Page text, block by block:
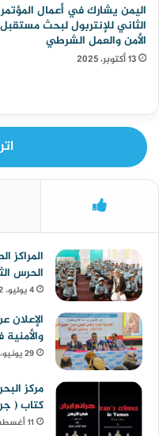
اليمن يشارك في أعمال المؤتمر
الثاني للإنتربول لبحث مستقبل
الأمن والعمل الشرطي
13 أكتوبر، 2025
المراكز
الحرس
4 يوليو، 2022
الإعلان
29 يونيو، 2022
مركز
كتاب (
11 أغسطس، 2022